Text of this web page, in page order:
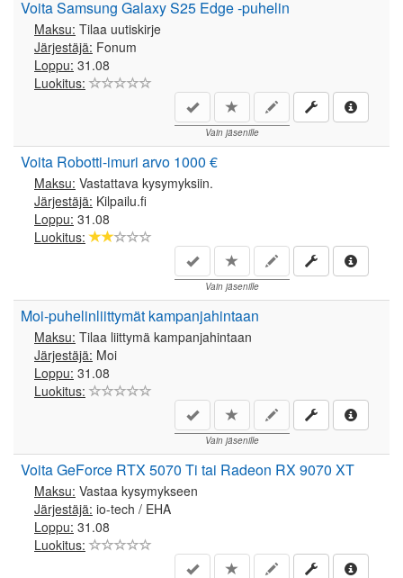
Voita Samsung Galaxy S25 Edge -puhelin
Maksu: Tilaa uutiskirje
Järjestäjä: Fonum
Loppu: 31.08
Luokitus:
Vain jäsenille
Voita Robotti-imuri arvo 1000 €
Maksu: Vastattava kysymyksiin.
Järjestäjä: Kilpailu.fi
Loppu: 31.08
Luokitus:
Vain jäsenille
Moi-puhelinliittymät kampanjahintaan
Maksu: Tilaa liittymä kampanjahintaan
Järjestäjä: Moi
Loppu: 31.08
Luokitus:
Vain jäsenille
Voita GeForce RTX 5070 Ti tai Radeon RX 9070 XT
Maksu: Vastaa kysymykseen
Järjestäjä: io-tech / EHA
Loppu: 31.08
Luokitus: